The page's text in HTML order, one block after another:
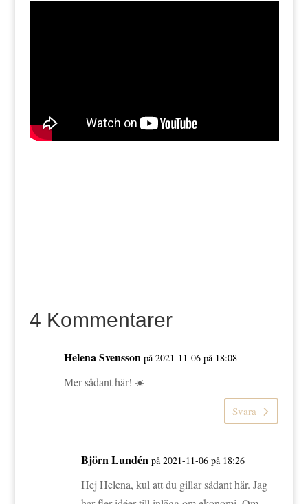
4 Kommentarer
Helena Svensson på 2021-11-06 på 18:08
Mer sådant här! ☀️
Svara
Björn Lundén på 2021-11-06 på 18:26
Hej Helena, kul att du gillar sådant här. Jag